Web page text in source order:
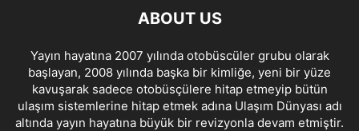
ABOUT US
Yayın hayatına 2007 yılında otobüscüler grubu olarak
başlayan, 2008 yılında başka bir kimliğe, yeni bir yüze
kavuşarak sadece otobüsçülere hitap etmeyip bütün
ulaşım sistemlerine hitap etmek adına Ulaşım Dünyası adı
altında yayın hayatına büyük bir revizyonla devam etmiştir.